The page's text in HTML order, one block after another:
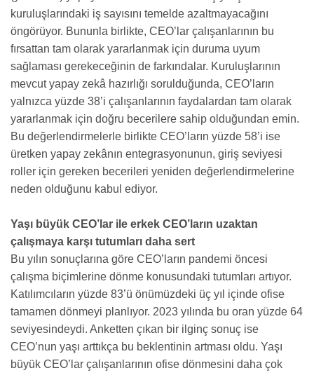
kuruluşlarındaki iş sayısını temelde azaltmayacağını
öngörüyor. Bununla birlikte, CEO’lar çalışanlarının bu
fırsattan tam olarak yararlanmak için duruma uyum
sağlaması gerekeceğinin de farkındalar. Kuruluşlarının
mevcut yapay zekâ hazırlığı sorulduğunda, CEO’ların
yalnızca yüzde 38’i çalışanlarının faydalardan tam olarak
yararlanmak için doğru becerilere sahip olduğundan emin.
Bu değerlendirmelerle birlikte CEO’ların yüzde 58’i ise
üretken yapay zekânın entegrasyonunun, giriş seviyesi
roller için gereken becerileri yeniden değerlendirmelerine
neden olduğunu kabul ediyor.
Yaşı büyük CEO’lar ile erkek CEO’ların uzaktan
çalışmaya karşı tutumları daha sert
Bu yılın sonuçlarına göre CEO’ların pandemi öncesi
çalışma biçimlerine dönme konusundaki tutumları artıyor.
Katılımcıların yüzde 83’ü önümüzdeki üç yıl içinde ofise
tamamen dönmeyi planlıyor. 2023 yılında bu oran yüzde 64
seviyesindeydi. Anketten çıkan bir ilginç sonuç ise
CEO’nun yaşı arttıkça bu beklentinin artması oldu. Yaşı
büyük CEO’lar çalışanlarının ofise dönmesini daha çok